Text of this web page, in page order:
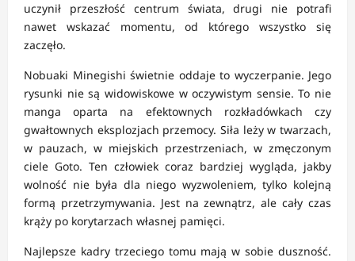
uczynił przeszłość centrum świata, drugi nie potrafi
nawet wskazać momentu, od którego wszystko się
zaczęło.
Nobuaki Minegishi świetnie oddaje to wyczerpanie. Jego
rysunki nie są widowiskowe w oczywistym sensie. To nie
manga oparta na efektownych rozkładówkach czy
gwałtownych eksplozjach przemocy. Siła leży w twarzach,
w pauzach, w miejskich przestrzeniach, w zmęczonym
ciele Goto. Ten człowiek coraz bardziej wygląda, jakby
wolność nie była dla niego wyzwoleniem, tylko kolejną
formą przetrzymywania. Jest na zewnątrz, ale cały czas
krąży po korytarzach własnej pamięci.
Najlepsze kadry trzeciego tomu mają w sobie duszność.